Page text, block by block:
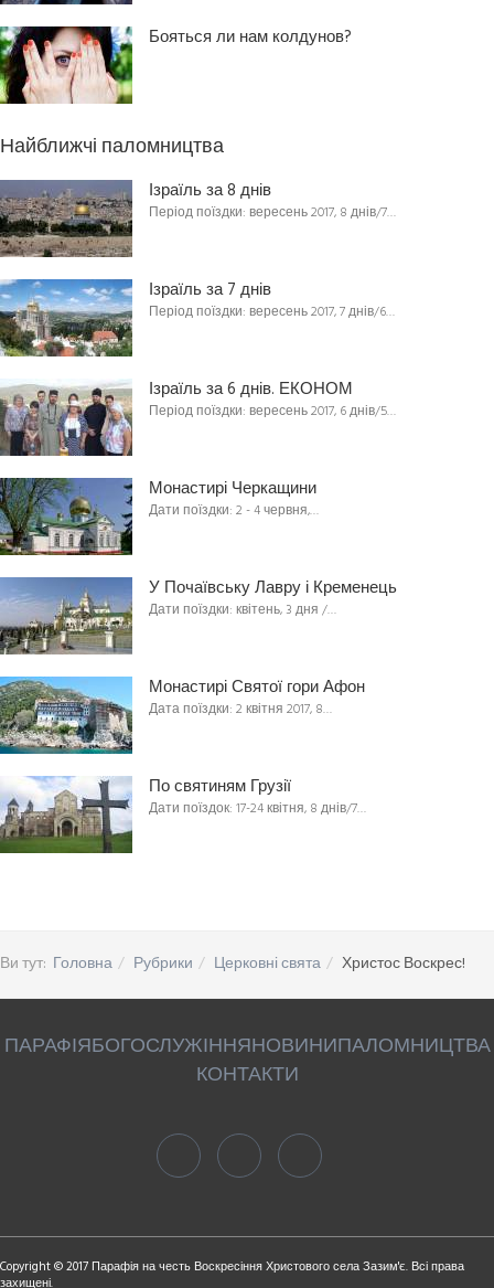
Бояться ли нам колдунов?
Найближчі паломництва
Ізраїль за 8 днів
Період поїздки: вересень 2017, 8 днів/7…
Ізраїль за 7 днів
Період поїздки: вересень 2017, 7 днів/6…
Ізраїль за 6 днів. ЕКОНОМ
Період поїздки: вересень 2017, 6 днів/5…
Монастирі Черкащини
Дати поїздки: 2 - 4 червня,…
У Почаївську Лавру і Кременець
Дати поїздки: квітень, 3 дня /…
Монастирі Святої гори Афон
Дата поїздки: 2 квітня 2017, 8…
По святиням Грузії
Дати поїздок: 17-24 квітня, 8 днів/7…
Ви тут: Головна Рубрики Церковні свята Христос Воскрес!
ПАРАФІЯБОГОСЛУЖІННЯНОВИНИПАЛОМНИЦТВА
КОНТАКТИ
Copyright © 2017 Парафія на честь Воскресіння Христового села Зазим'є. Всі права
захищені.